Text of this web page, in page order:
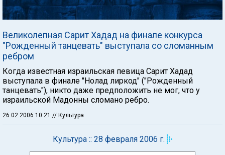
Великолепная Сарит Хадад на финале конкурса
"Рожденный танцевать" выступала со сломанным
ребром
Когда известная израильская певица Сарит Хадад
выступала в финале "Нолад лиркод" ("Рожденный
танцевать"), никто даже предположить не мог, что у
израильской Мадонны сломано ребро.
26.02.2006 10:21 // Культура
Культура :: 28 февраля 2006 г.